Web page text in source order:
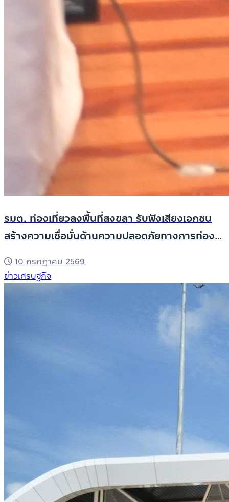
รมต. ท่องเที่ยวลงพื้นที่สงขลา รับฟังเสียงเอกชน
สร้างความเชื่อมั่นด้านความปลอดภัยทางการท่อง
เที่ยว เพิ่มโอกาสทางธุรกิจระหว่างไทย - มาเลเซีย
หวังดึงนักท่องเที่ยวคุณภาพจากมาเลเซีย
10 กรกฎาคม 2569
ข่าวเศรษฐกิจ